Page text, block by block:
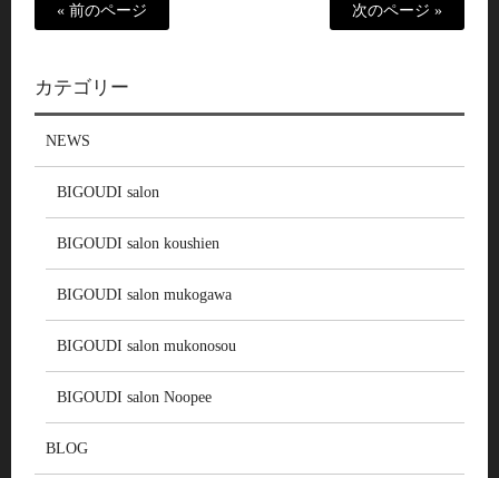
« 前のページ 次のページ »
カテゴリー
NEWS
BIGOUDI salon
BIGOUDI salon koushien
BIGOUDI salon mukogawa
BIGOUDI salon mukonosou
BIGOUDI salon Noopee
BLOG